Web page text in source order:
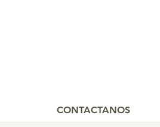
CONTACTANOS